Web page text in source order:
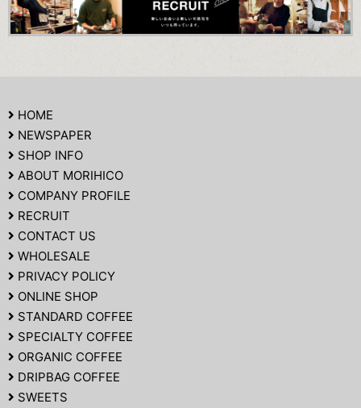
HOME
NEWSPAPER
SHOP INFO
ABOUT MORIHICO
COMPANY PROFILE
RECRUIT
CONTACT US
WHOLESALE
PRIVACY POLICY
ONLINE SHOP
STANDARD COFFEE
SPECIALTY COFFEE
ORGANIC COFFEE
DRIPBAG COFFEE
SWEETS